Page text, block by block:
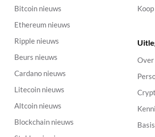
Bitcoin nieuws
Ethereum nieuws
Ripple nieuws
Beurs nieuws
Cardano nieuws
Litecoin nieuws
Altcoin nieuws
Blockchain nieuws
Koop
Over